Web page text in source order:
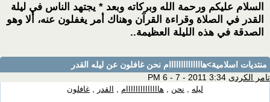
السلام عليكم ورحمة الله وبركاته وبعد * يجتهد الناس في ليلة
القدر في الصلاة وقراءة القرآن وهناك أمر يغفلون عنه، ألا وهو
الصدقة في هذه الليلة العظيمة..
منتديات اسلامية>هاااااااااااااام نحن غافلون عن ليله القدر
تامر الكردى
ليله , نحن , هاااااااااااااام , القدر , غافلون